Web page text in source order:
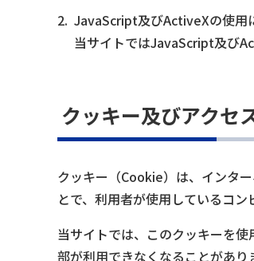
2. JavaScript及びActiveXの使用
当サイトではJavaScript及び
クッキー及びアクセ
クッキー（Cookie）は、インタ
とで、利用者が使用しているコン
当サイトでは、このクッキーを
部が利用できなくなることがあり